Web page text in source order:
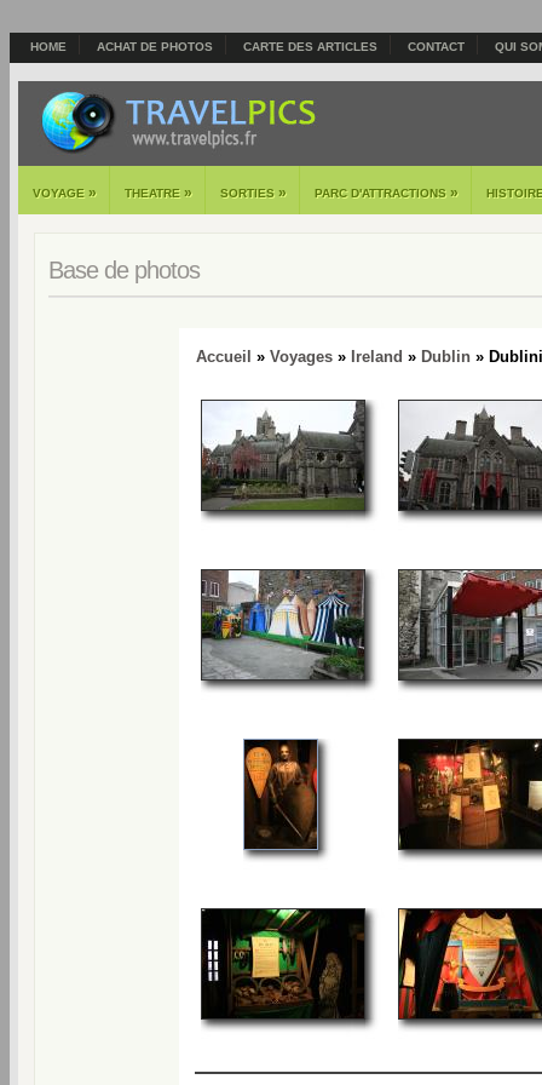
HOME ACHAT DE PHOTOS CARTE DES ARTICLES CONTACT QUI
VOYAGE » THEATRE » SORTIES » PARC D'ATTRACTIONS »
Base de photos
Accueil » Voyages» Ireland » Dublin»